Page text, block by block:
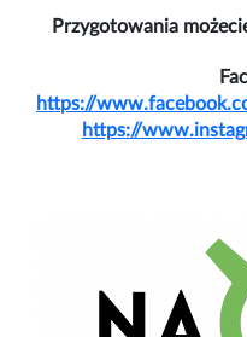
Przygotowania
https://
https://